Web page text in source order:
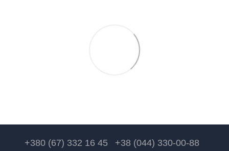
+380 (67) 332 16 45 +38 (044) 330-00-88